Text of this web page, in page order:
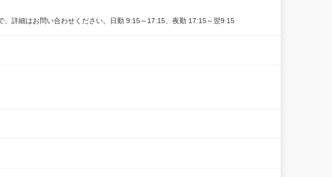
、詳細はお問い合わせください。日勤 9:15～17:15、夜勤 17:15～翌9:15